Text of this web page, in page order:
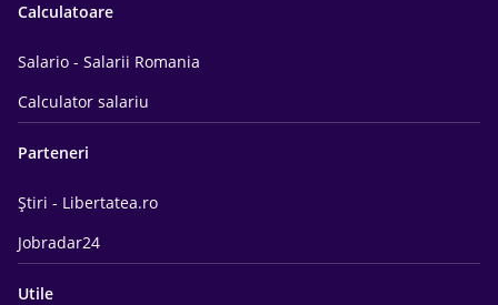
Calculatoare
Salario - Salarii Romania
Calculator salariu
Parteneri
Știri - Libertatea.ro
Jobradar24
Utile